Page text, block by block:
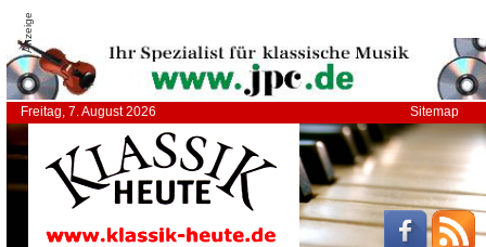
Anzeige
Freitag, 7. August 2026 Sitemap